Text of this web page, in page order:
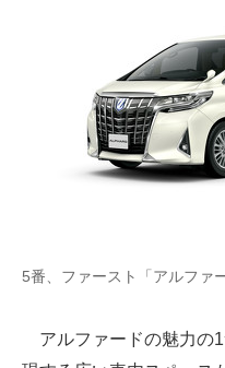
5番、ファースト「アルファ
アルファードの魅力の